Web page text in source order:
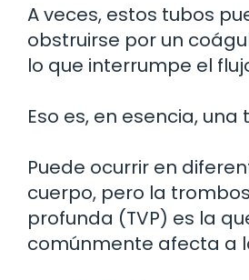
A veces, estos tubos
obstruirse por un
lo que interrumpe el
Eso es, en esencia, una
Puede ocurrir en
cuerpo, pero la
profunda (TVP) es la
comúnmente afecta a